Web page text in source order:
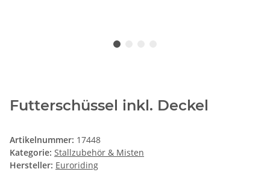
Futterschüssel inkl. Deckel
Artikelnummer: 17448
Kategorie: Stallzubehör & Misten
Hersteller: Euroriding